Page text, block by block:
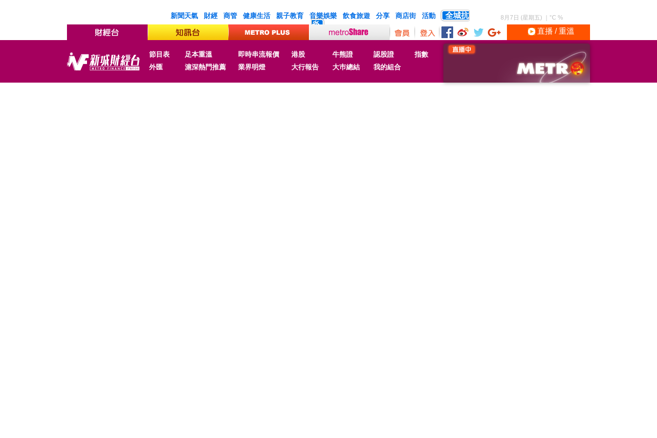
新聞天氣 財經 商管 健康生活 親子教育 音樂娛樂 飲食旅遊 分享 商店街 活動
全城抗
炎
8月7日 (星期五) °C %
直播 / 重溫
節目表 足本重溫 即時串流報價 港股 牛熊證 認股證
指數
外匯
滬深熱門推薦 業界明燈 大行報告 大巿總結 我的組合